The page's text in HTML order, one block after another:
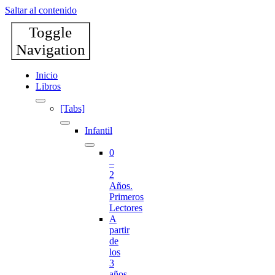
Saltar al contenido
Toggle
Navigation
Inicio
Libros
[Tabs]
Infantil
0
–
2
Años.
Primeros
Lectores
A
partir
de
los
3